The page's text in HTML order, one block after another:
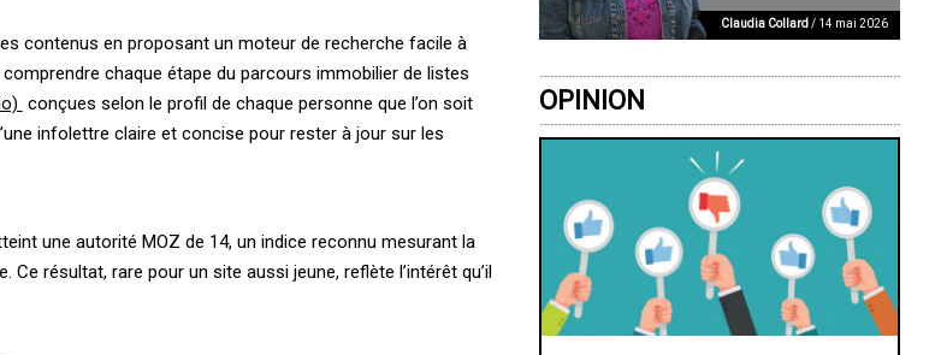
contenus en proposant un moteur de recherche facile à
chaque étape du parcours immobilier de listes
conçues selon le profil de chaque personne que l’on soit
infolettre claire et concise pour rester à jour sur les
une autorité MOZ de 14, un indice reconnu mesurant la
résultat, rare pour un site aussi jeune, reflète l’intérêt qu’il
Claudia Collard/ 14 mai 2026
OPINION